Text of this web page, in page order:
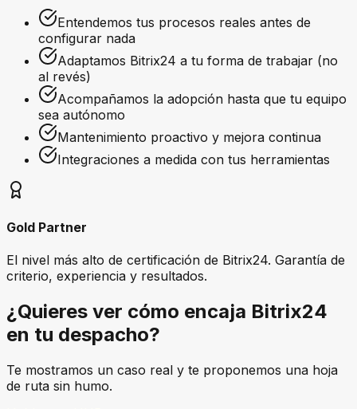
Entendemos tus procesos reales antes de
configurar nada
Adaptamos Bitrix24 a tu forma de trabajar (no
al revés)
Acompañamos la adopción hasta que tu equipo
sea autónomo
Mantenimiento proactivo y mejora continua
Integraciones a medida con tus herramientas
Gold Partner
El nivel más alto de certificación de Bitrix24. Garantía de
criterio, experiencia y resultados.
¿Quieres ver cómo encaja Bitrix24
en tu despacho?
Te mostramos un caso real y te proponemos una hoja
de ruta sin humo.